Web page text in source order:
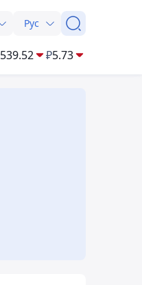
Рус
539.52 ₽5.73